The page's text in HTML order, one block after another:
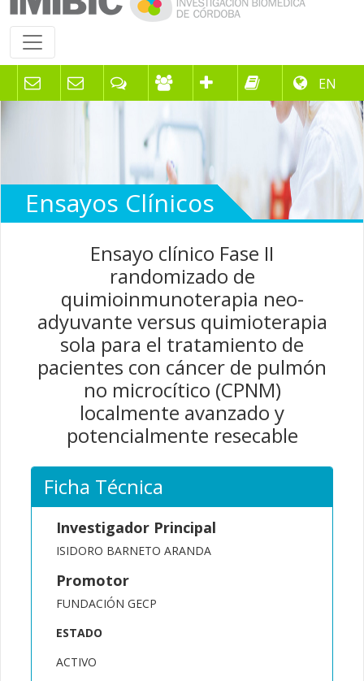
EN
Ensayos Clínicos
Ensayo clínico Fase II
randomizado de
quimioinmunoterapia neo-
adyuvante versus quimioterapia
sola para el tratamiento de
pacientes con cáncer de pulmón
no microcítico (CPNM)
localmente avanzado y
potencialmente resecable
Ficha Técnica
Investigador Principal
ISIDORO BARNETO ARANDA
Promotor
FUNDACIÓN GECP
ESTADO
ACTIVO